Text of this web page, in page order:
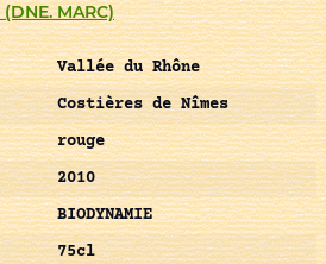
MARC)
Vallée du Rhône
Costières de Nîmes
rouge
2010
BIODYNAMIE
75cl